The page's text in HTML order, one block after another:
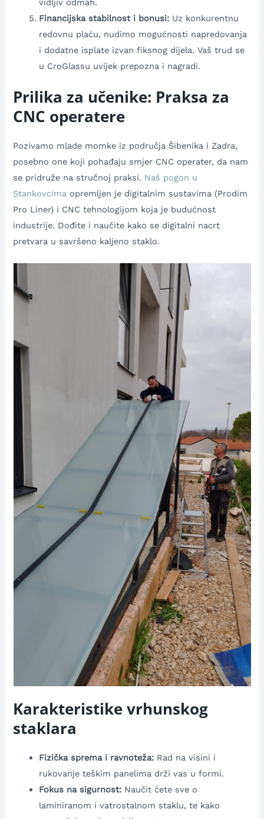
vidljiv odmah.
Financijska stabilnost i bonusi: Uz konkurentnu
redovnu plaću, nudimo mogućnosti napredovanja
i dodatne isplate izvan fiksnog dijela. Vaš trud se
u CroGlassu uvijek prepozna i nagradi.
Prilika za učenike: Praksa za
CNC operatere
Pozivamo mlade momke iz područja Šibenika i Zadra,
posebno one koji pohađaju smjer CNC operater, da nam
se pridruže na stručnoj praksi. Naš pogon u
Stankovcima opremljen je digitalnim sustavima (Prodim
Pro Liner) i CNC tehnologijom koja je budućnost
industrije. Dođite i naučite kako se digitalni nacrt
pretvara u savršeno kaljeno staklo.
Karakteristike vrhunskog
staklara
Fizička sprema i ravnoteža: Rad na visini i
rukovanje teškim panelima drži vas u formi.
Fokus na sigurnost: Naučit ćete sve o
laminiranom i vatrostalnom staklu, te kako